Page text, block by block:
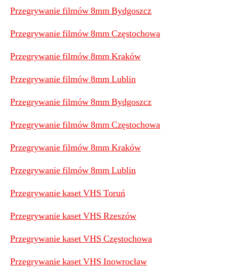
Przegrywanie filmów 8mm Bydgoszcz
Przegrywanie filmów 8mm Częstochowa
Przegrywanie filmów 8mm Kraków
Przegrywanie filmów 8mm Lublin
Przegrywanie filmów 8mm Bydgoszcz
Przegrywanie filmów 8mm Częstochowa
Przegrywanie filmów 8mm Kraków
Przegrywanie filmów 8mm Lublin
Przegrywanie kaset VHS Toruń
Przegrywanie kaset VHS Rzeszów
Przegrywanie kaset VHS Częstochowa
Przegrywanie kaset VHS Inowrocław